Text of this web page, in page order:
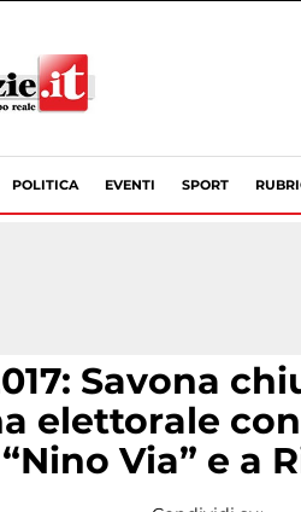
POLITICA EVENTI SPORT
Savona
elettorale
Via” e a